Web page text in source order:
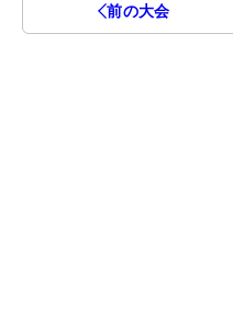
前の大会